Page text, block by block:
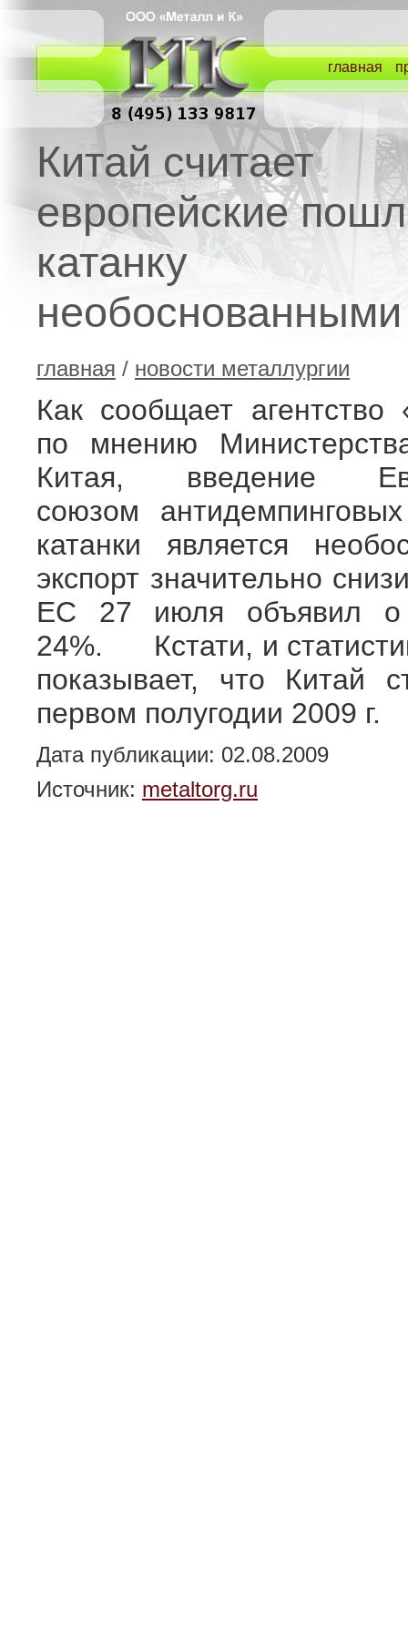
главная
Китай считает
европейские
катанку
необоснованными
главная / новости металлургии
Как сообщает агентство
по мнению
Китая, введение
союзом
катанки является
экспорт значительно
ЕС 27 июля объявил о
24%. Кстати, и
показывает, что Китай
первом полугодии 2009 г.
Дата публикации: 02.08.2009
Источник: metaltorg.ru